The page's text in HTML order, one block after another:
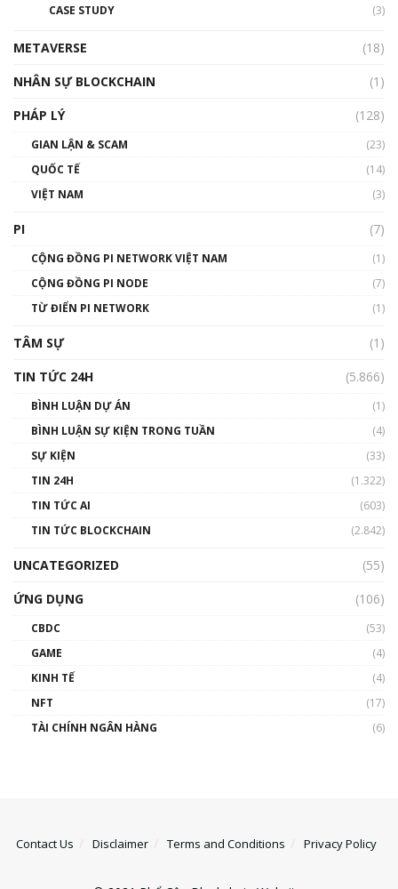
01:32:59
gió ấm
Talkshow 14: MemeCoin – Trò đùa tỷ đô
01:29:26
CASE STUDY
(3)
METAVERSE
(18)
NHÂN SỰ BLOCKCHAIN
(1)
PHÁP LÝ
(128)
GIAN LẬN & SCAM
(23)
QUỐC TẾ
(14)
VIỆT NAM
(3)
PI (7)
CỘNG ĐỒNG PI NETWORK VIỆT NAM
(1)
CỘNG ĐỒNG PI NODE
(7)
TỪ ĐIỂN PI NETWORK
(1)
TÂM SỰ
(1)
TIN TỨC 24H
(5.866)
BÌNH LUẬN DỰ ÁN
(1)
BÌNH LUẬN SỰ KIỆN TRONG TUẦN
(4)
SỰ KIỆN
(33)
TIN 24H
(1.322)
TIN TỨC AI
(603)
TIN TỨC BLOCKCHAIN
(2.842)
UNCATEGORIZED
(55)
ỨNG DỤNG
(106)
CBDC
(53)
GAME
(4)
KINH TẾ
(4)
NFT
(17)
TÀI CHÍNH NGÂN HÀNG
(6)
Contact Us Disclaimer Terms and Conditions Privacy Policy